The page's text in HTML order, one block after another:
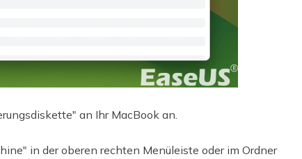
an Ihr MacBook an.
in der oberen rechten Menüleiste oder im Ordner